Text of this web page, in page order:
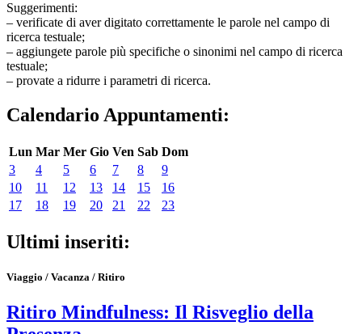
Suggerimenti:
– verificate di aver digitato correttamente le parole nel campo di
ricerca testuale;
– aggiungete parole più specifiche o sinonimi nel campo di ricerca
testuale;
– provate a ridurre i parametri di ricerca.
Calendario Appuntamenti:
Lun Mar Mer Gio Ven Sab Dom
3
4 5 6 7 8
9
10
11 12 13 14 15
16
17
18 19 20 21 22 23
Ultimi inseriti:
Viaggio / Vacanza / Ritiro
Ritiro Mindfulness: Il Risveglio della